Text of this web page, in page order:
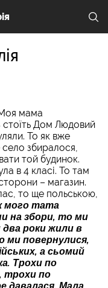
мама
стоїть Дом Людовий
То як вже
збиралося,
той будинок.
в 4 класі. То там
– магазин.
то ще польською,
мого тата
на збори, то ми
два роки жили в
ми повернулися,
а сьомий
Трохи по
трохи по